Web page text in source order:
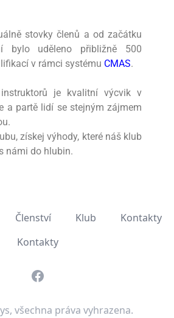
stovky členů a od začátku
bylo uděleno přibližně 500
v rámci systému CMAS.
je kvalitní výcvik v
a partě lidí se stejným zájmem
získej výhody, které náš klub
námi do hlubin.
Členství Klub
Kontakty
Kontakty
Facebook
všechna práva vyhrazena.